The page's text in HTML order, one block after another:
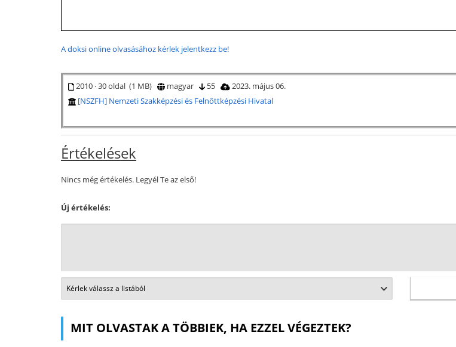
A doksi online olvasásához kérlek jelentkezz be!
2010 · 30 oldal (1 MB) magyar 55
2023. május 06.
[NSZFH] Nemzeti Szakképzési és Felnőttképzési Hivatal
Értékelések
Nincs még értékelés. Legyél Te az első!
Új értékelés:
MIT OLVASTAK A TÖBBIEK, HA EZZEL VÉGEZTEK?